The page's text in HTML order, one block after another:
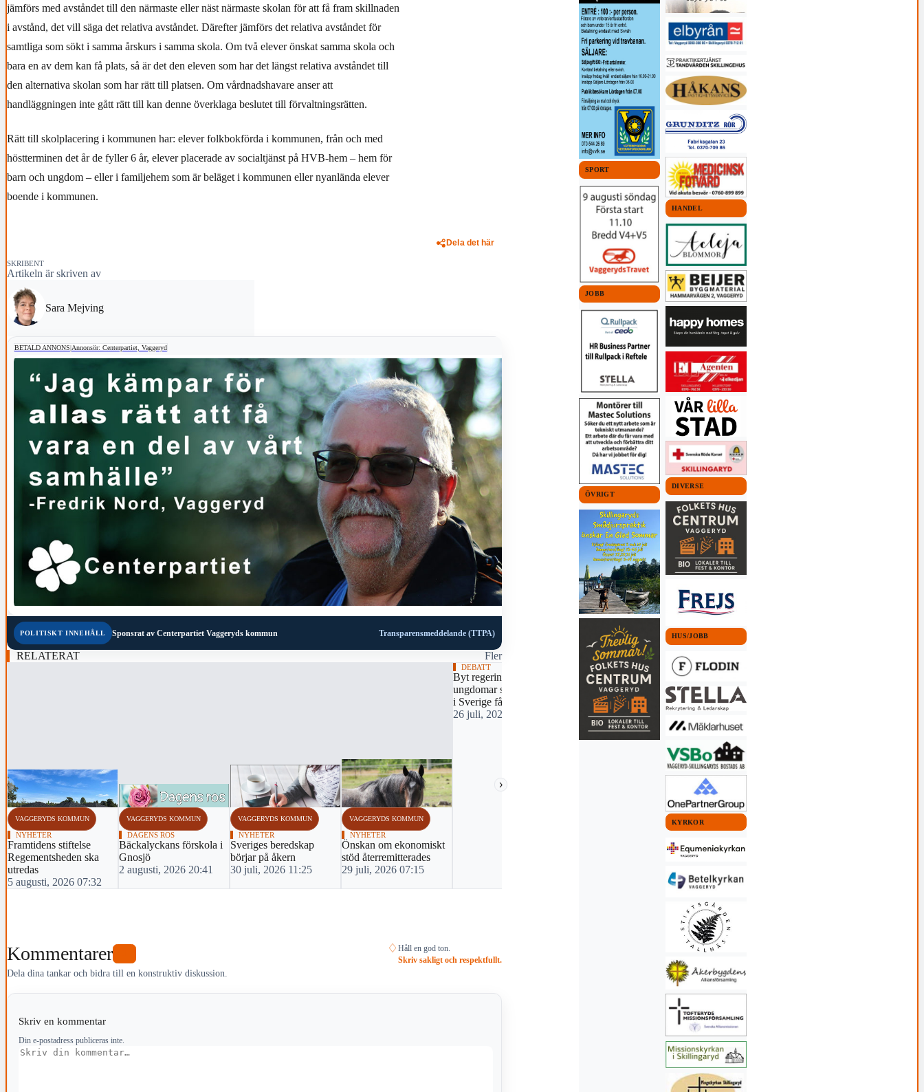
jämförs med avståndet till den närmaste eller näst närmaste skolan för att få fram skillnaden
i avstånd, det vill säga det relativa avståndet. Därefter jämförs det relativa avståndet för
samtliga som sökt i samma årskurs i samma skola. Om två elever önskat samma skola och
bara en av dem kan få plats, så är det den eleven som har det längst relativa avståndet till
den alternativa skolan som har rätt till platsen. Om vårdnadshavare anser att
handläggningen inte gått rätt till kan denne överklaga beslutet till förvaltningsrätten.
Rätt till skolplacering i kommunen har: elever folkbokförda i kommunen, från och med
höstterminen det år de fyller 6 år, elever placerade av socialtjänst på HVB-hem – hem för
barn och ungdom – eller i familjehem som är beläget i kommunen eller nyanlända elever
boende i kommunen.
Dela det här
SKRIBENT
Artikeln är skriven av
Sara Mejving
BETALD ANNONS|Annonsör: Centerpartiet, Vaggeryd
POLITISKT INNEHÅLL Sponsrat av Centerpartiet Vaggeryds kommun Transparensmeddelande (TTPA)
RELATERAT Fler
‹ ›
VAGGERYDS KOMMUN
NYHETER
Framtidens stiftelse
Regementsheden ska
utredas
5 augusti, 2026 07:32
VAGGERYDS KOMMUN
DAGENS ROS
Bäckalyckans förskola i
Gnosjö
2 augusti, 2026 20:41
VAGGERYDS KOMMUN
NYHETER
Sveriges beredskap
börjar på åkern
30 juli, 2026 11:25
VAGGERYDS KOMMUN
NYHETER
Önskan om ekonomiskt
stöd återremitterades
29 juli, 2026 07:15
DEBATT
Byt regering så att
ungdomar som vuxit upp
i Sverige får stanna
26 juli, 2026 19:02
VAGGERYDS KOMMUN
Oenighet kring utökad
skolskjuts vid skolval
Kommentarer
Dela dina tankar och bidra till en konstruktiv diskussion.
♢ Håll en god ton.
Skriv sakligt och respektfullt.
Skriv en kommentar
Din e-postadress publiceras inte.
Kommentar
SPORT
JOBB
ÖVRIGT
HANDEL
DIVERSE
HUS/JOBB
KYRKOR